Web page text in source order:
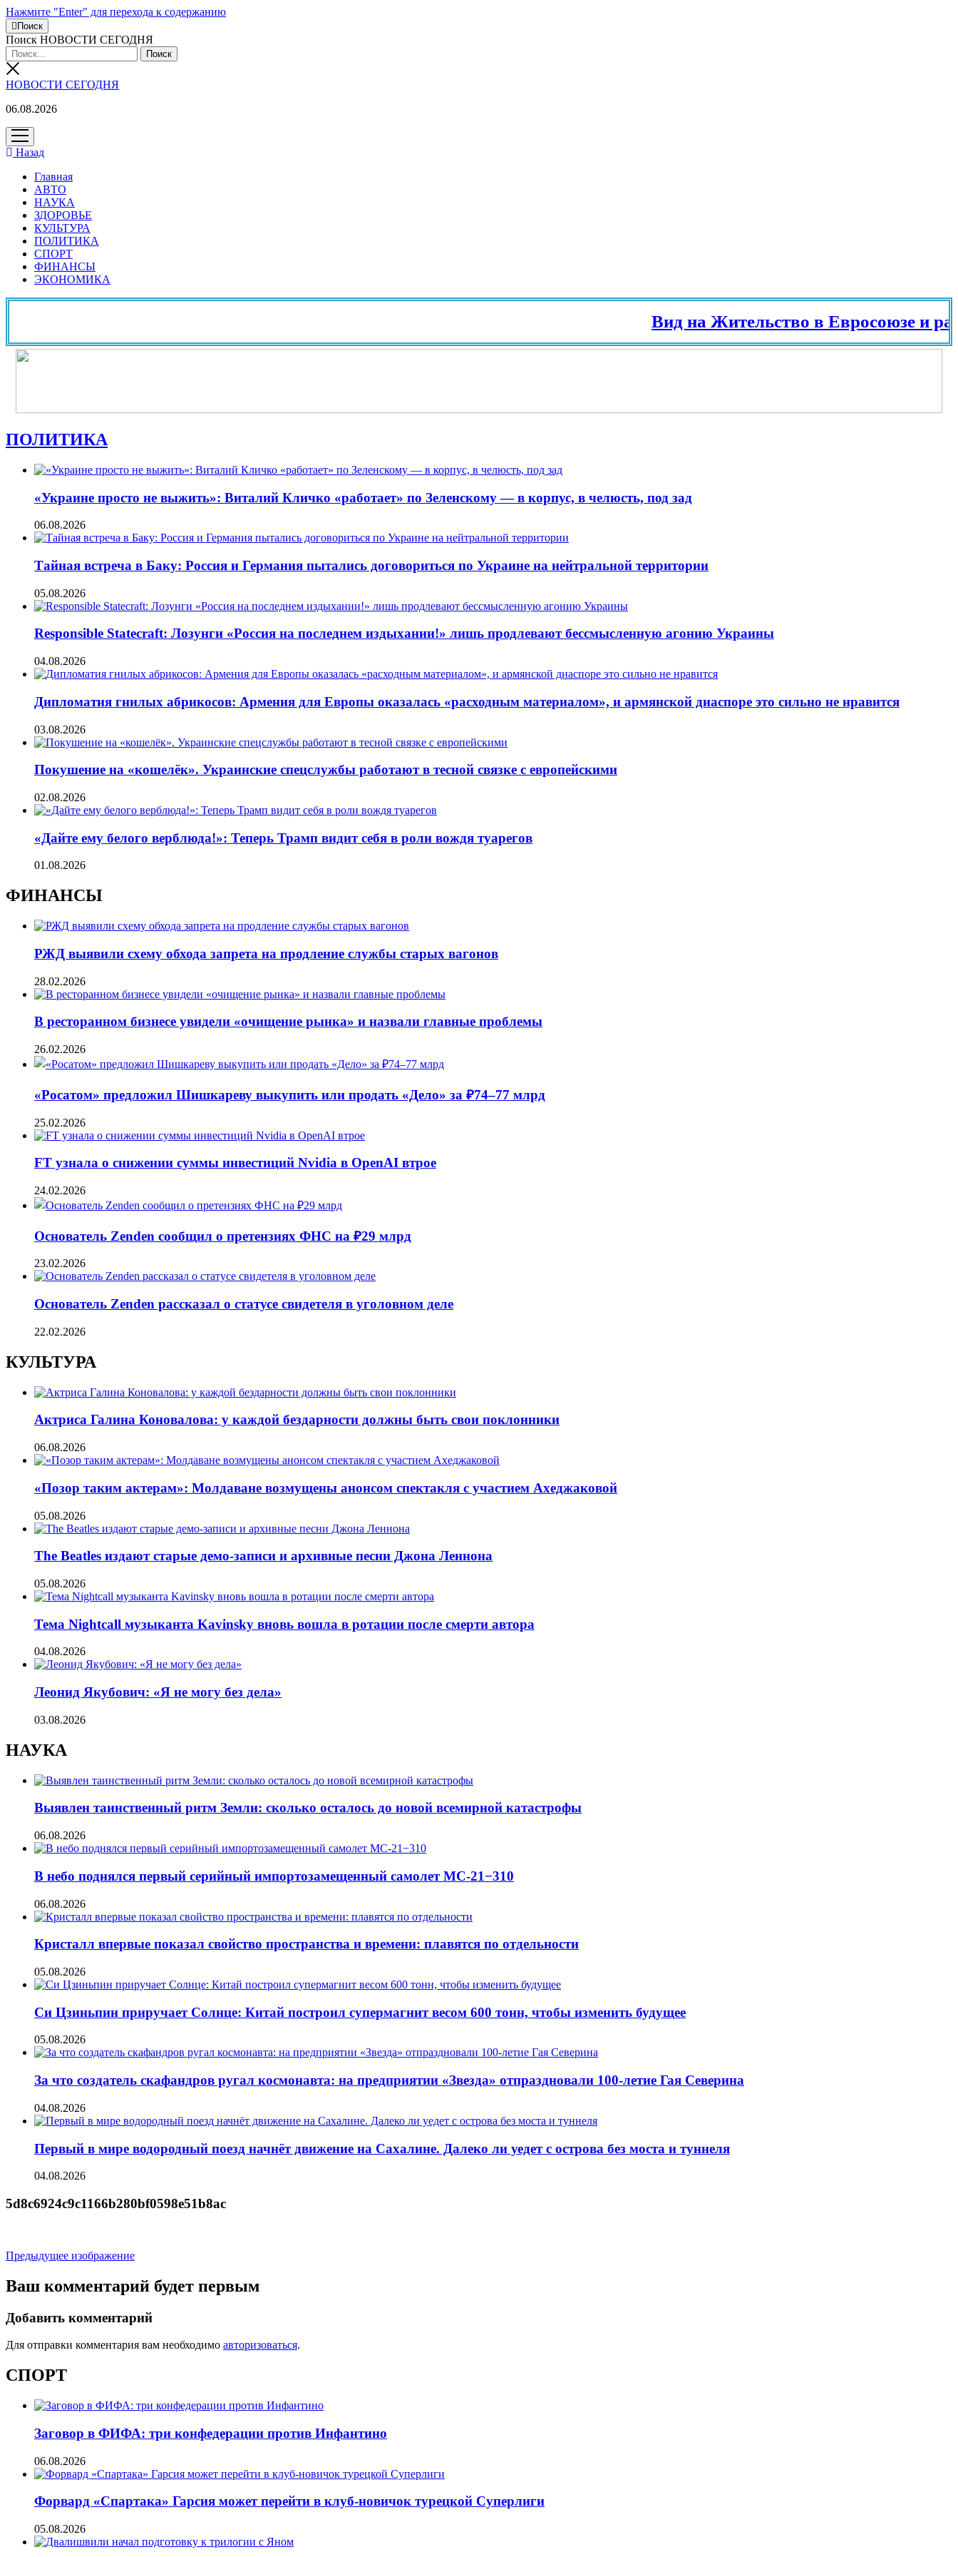
Нажмите "Enter" для перехода к содержанию
Поиск
Поиск НОВОСТИ СЕГОДНЯ
НОВОСТИ СЕГОДНЯ
06.08.2026
открыть
меню
Назад
Главная
АВТО
НАУКА
ЗДОРОВЬЕ
КУЛЬТУРА
ПОЛИТИКА
СПОРТ
ФИНАНСЫ
ЭКОНОМИКА
Вид на Жительство в Евросоюзе и разных
ПОЛИТИКА
«Украине просто не выжить»: Виталий Кличко «работает» по Зеленскому — в корпус, в челюсть, под зад
06.08.2026
Тайная встреча в Баку: Россия и Германия пытались договориться по Украине на нейтральной территории
05.08.2026
Responsible Statecraft: Лозунги «Россия на последнем издыхании!» лишь продлевают бессмысленную агонию Украины
04.08.2026
Дипломатия гнилых абрикосов: Армения для Европы оказалась «расходным материалом», и армянской диаспоре это сильно не нравится
03.08.2026
Покушение на «кошелёк». Украинские спецслужбы работают в тесной связке с европейскими
02.08.2026
«Дайте ему белого верблюда!»: Теперь Трамп видит себя в роли вождя туарегов
01.08.2026
ФИНАНСЫ
РЖД выявили схему обхода запрета на продление службы старых вагонов
28.02.2026
В ресторанном бизнесе увидели «очищение рынка» и назвали главные проблемы
26.02.2026
«Росатом» предложил Шишкареву выкупить или продать «Дело» за ₽74–77 млрд
25.02.2026
FT узнала о снижении суммы инвестиций Nvidia в OpenAI втрое
24.02.2026
Основатель Zenden сообщил о претензиях ФНС на ₽29 млрд
23.02.2026
Основатель Zenden рассказал о статусе свидетеля в уголовном деле
22.02.2026
КУЛЬТУРА
Актриса Галина Коновалова: у каждой бездарности должны быть свои поклонники
06.08.2026
«Позор таким актерам»: Молдаване возмущены анонсом спектакля с участием Ахеджаковой
05.08.2026
The Beatles издают старые демо-записи и архивные песни Джона Леннона
05.08.2026
Тема Nightcall музыканта Kavinsky вновь вошла в ротации после смерти автора
04.08.2026
Леонид Якубович: «Я не могу без дела»
03.08.2026
НАУКА
Выявлен таинственный ритм Земли: сколько осталось до новой всемирной катастрофы
06.08.2026
В небо поднялся первый серийный импортозамещенный самолет МС-21−310
06.08.2026
Кристалл впервые показал свойство пространства и времени: плавятся по отдельности
05.08.2026
Си Цзиньпин приручает Солнце: Китай построил супермагнит весом 600 тонн, чтобы изменить будущее
05.08.2026
За что создатель скафандров ругал космонавта: на предприятии «Звезда» отпраздновали 100-летие Гая Северина
04.08.2026
Первый в мире водородный поезд начнёт движение на Сахалине. Далеко ли уедет с острова без моста и туннеля
04.08.2026
5d8c6924c9c1166b280bf0598e51b8ac
Предыдущее изображение
Ваш комментарий будет первым
Добавить комментарий
Для отправки комментария вам необходимо авторизоваться.
СПОРТ
Заговор в ФИФА: три конфедерации против Инфантино
06.08.2026
Форвард «Спартака» Гарсия может перейти в клуб-новичок турецкой Суперлиги
05.08.2026